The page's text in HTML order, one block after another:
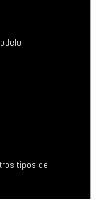
tipos de